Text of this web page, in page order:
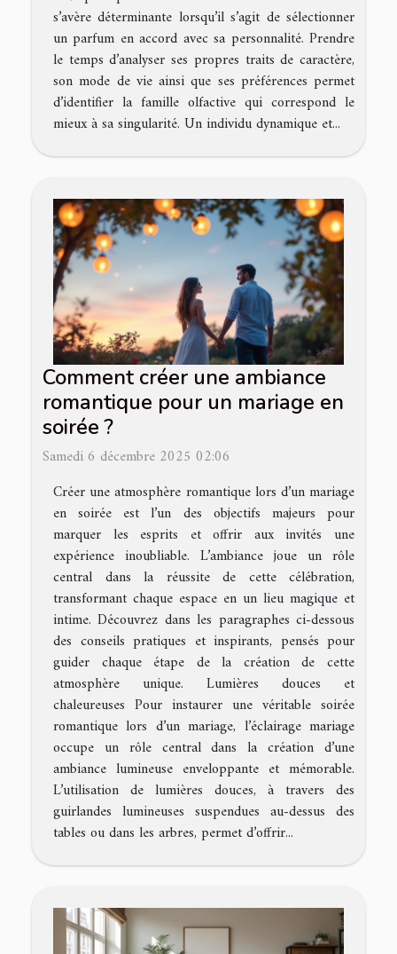
s’avère déterminante lorsqu’il s’agit de sélectionner
un parfum en accord avec sa personnalité. Prendre
le temps d’analyser ses propres traits de caractère,
son mode de vie ainsi que ses préférences permet
d’identifier la famille olfactive qui correspond le
mieux à sa singularité. Un individu dynamique et...
Comment créer une ambiance
romantique pour un mariage en
soirée ?
Samedi 6 décembre 2025 02:06
Créer une atmosphère romantique lors d’un mariage
en soirée est l’un des objectifs majeurs pour
marquer les esprits et offrir aux invités une
expérience inoubliable. L’ambiance joue un rôle
central dans la réussite de cette célébration,
transformant chaque espace en un lieu magique et
intime. Découvrez dans les paragraphes ci-dessous
des conseils pratiques et inspirants, pensés pour
guider chaque étape de la création de cette
atmosphère unique. Lumières douces et
chaleureuses Pour instaurer une véritable soirée
romantique lors d’un mariage, l’éclairage mariage
occupe un rôle central dans la création d’une
ambiance lumineuse enveloppante et mémorable.
L’utilisation de lumières douces, à travers des
guirlandes lumineuses suspendues au-dessus des
tables ou dans les arbres, permet d’offrir...